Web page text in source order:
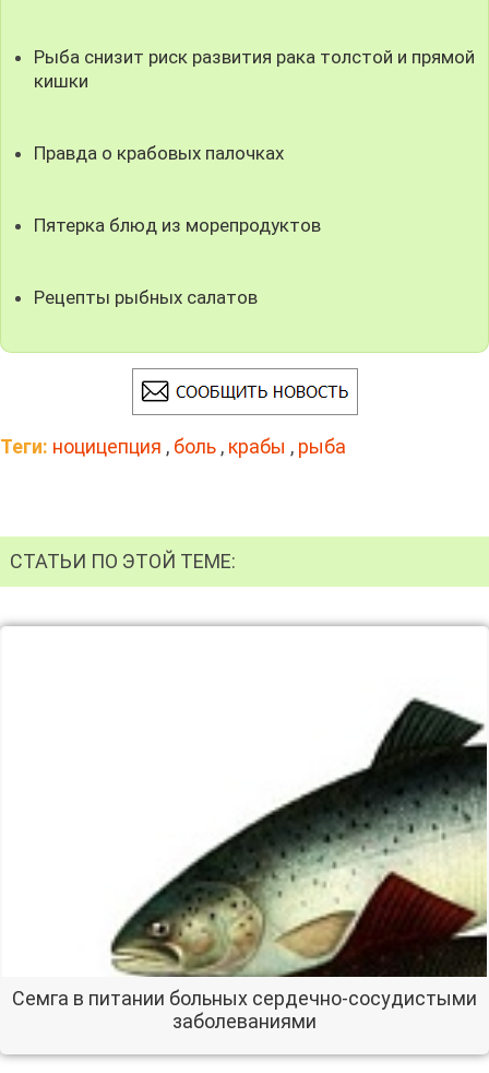
Рыба снизит риск развития рака толстой и прямой
кишки
Правда о крабовых палочках
Пятерка блюд из морепродуктов
Рецепты рыбных салатов
Теги: ноцицепция , боль , крабы , рыба
СТАТЬИ ПО ЭТОЙ ТЕМЕ:
Семга в питании больных сердечно-сосудистыми
заболеваниями